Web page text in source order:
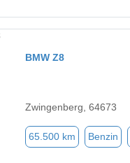
BMW Z8
Zwingenberg, 64673
65.500 km Benzin